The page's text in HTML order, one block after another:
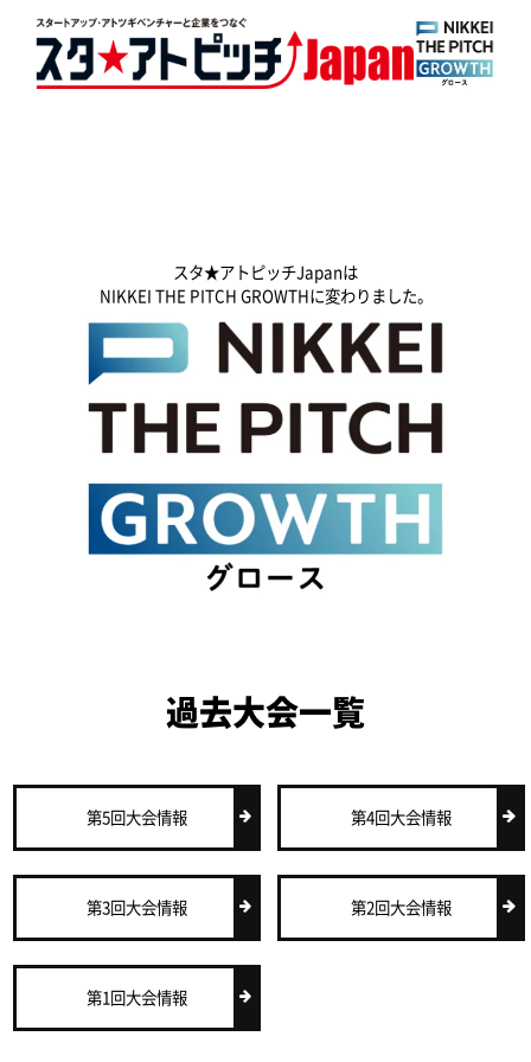
スタ★アトピッチJapanは
NIKKEI THE PITCH GROWTHに変わりました。
過去大会一覧
第5回大会情報 第4回大会情報
第3回大会情報 第2回大会情報
第1回大会情報